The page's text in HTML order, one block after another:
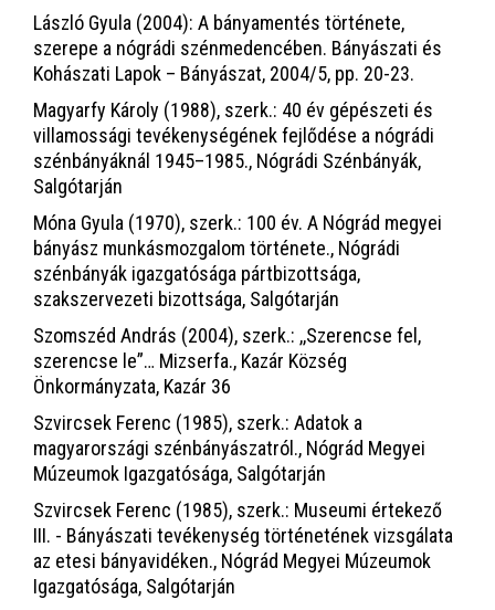
László Gyula (2004): A bányamentés története,
szerepe a nógrádi szénmedencében. Bányászati és
Kohászati Lapok – Bányászat, 2004/5, pp. 20-23.
Magyarfy Károly (1988), szerk.: 40 év gépészeti és
villamossági tevékenységének fejlődése a nógrádi
szénbányáknál 1945–1985., Nógrádi Szénbányák,
Salgótarján
Móna Gyula (1970), szerk.: 100 év. A Nógrád megyei
bányász munkásmozgalom története., Nógrádi
szénbányák igazgatósága pártbizottsága,
szakszervezeti bizottsága, Salgótarján
Szomszéd András (2004), szerk.: ,,Szerencse fel,
szerencse le”… Mizserfa., Kazár Község
Önkormányzata, Kazár 36
Szvircsek Ferenc (1985), szerk.: Adatok a
magyarországi szénbányászatról., Nógrád Megyei
Múzeumok Igazgatósága, Salgótarján
Szvircsek Ferenc (1985), szerk.: Museumi értekező
III. - Bányászati tevékenység történetének vizsgálata
az etesi bányavidéken., Nógrád Megyei Múzeumok
Igazgatósága, Salgótarján